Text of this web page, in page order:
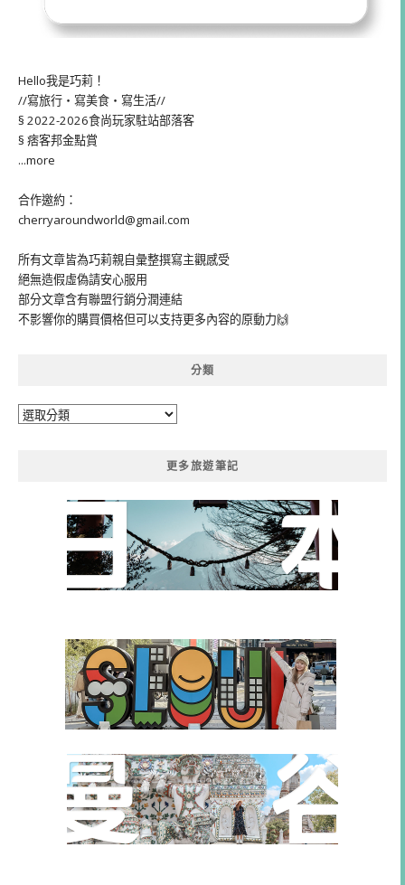
Hello我是巧莉！
//寫旅行・寫美食・寫生活//
§ 2022-2026食尚玩家駐站部落客
§ 痞客邦金點賞
...more
合作邀約：
cherryaroundworld@gmail.com
所有文章皆為巧莉親自彙整撰寫主觀感受
絕無造假虛偽請安心服用
部分文章含有聯盟行銷分潤連結
不影響你的購買價格但可以支持更多內容的原動力🙌
分類
分
更多旅遊筆記